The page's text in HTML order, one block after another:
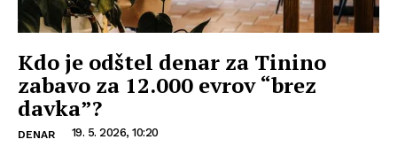
Kdo je odštel denar za Tinino
zabavo za 12.000 evrov “brez
davka”?
DENAR 19. 5. 2026, 10:20